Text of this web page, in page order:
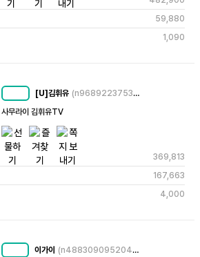
59,880
1,090
[U]김휘유 (n9689223753493230304)
사무라이 김휘유TV
369,813
167,663
4,000
이가이 (n4883090952043230823)